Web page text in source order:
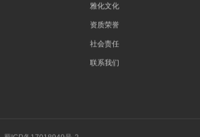
雅化文化
资质荣誉
社会责任
联系我们